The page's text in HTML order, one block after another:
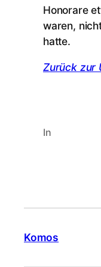
Honorare
waren,
hatte.
Zurück zur
In
Komos